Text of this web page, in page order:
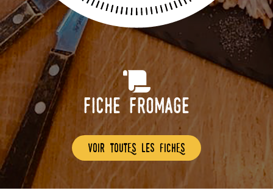
Fiche Fromage
voir toutEs les fichEs